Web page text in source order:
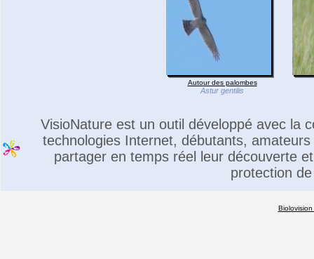
Autour des palombes
Astur gentilis
VisioNature est un outil développé avec la
technologies Internet, débutants,
partager en temps réel leur découverte
protection
Biolovision